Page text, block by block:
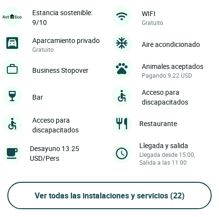
Estancia sostenible:
9/10
WIFI
Gratuito
Aparcamiento privado
Gratuito
Aire acondicionado
Business Stopover Animales aceptados
Pagando 9.22 USD
Bar
Acceso para
discapacitados
Acceso para
discapacitados
Restaurante
Desayuno 13.25
USD/Pers
Llegada y salida
Llegada desde 15:00,
Salida a las 11:00
Ver todas las instalaciones y servicios (22)